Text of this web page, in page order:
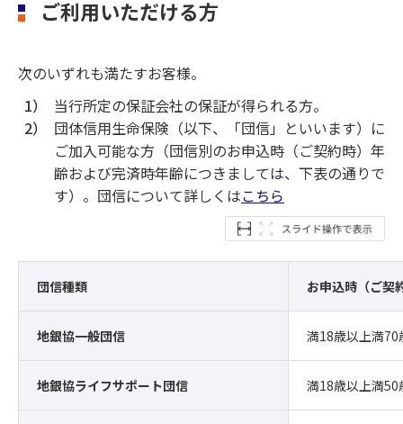
ご利用いただける方
次のいずれも満たすお客様。
1）
当行所定の保証会社の保証が得られる方。
2）
団体信用生命保険（以下、「団信」といいます）に
ご加入可能な方（団信別のお申込時（ご契約時）年
齢および完済時年齢につきましては、下表の通りで
す）。団信について詳しくはこちら
団信種類 お申込時（ご契
地銀協一般団信 満18歳以上満70
地銀協ライフサポート団信 満18歳以上満50